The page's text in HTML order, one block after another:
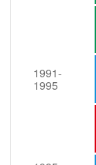
1991-
1995